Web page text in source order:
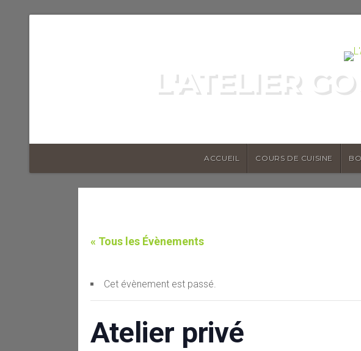
L'ATELIER
ACCUEIL COURS DE CUISINE
« Tous les Évènements
Cet évènement est passé.
Atelier privé